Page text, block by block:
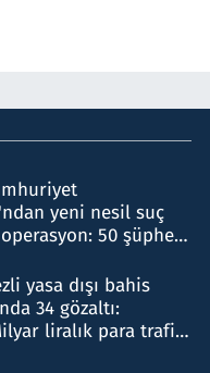
yeni nesil suç
50 şüpheli
yasa dışı bahis
34 gözaltı:
liralık para trafiği